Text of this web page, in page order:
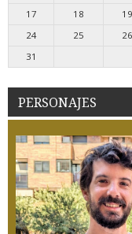
17
18 19
24
25 26
31
PERSONAJES